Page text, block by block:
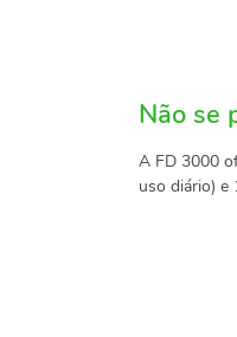
Não se
A FD 3000
uso diário) e